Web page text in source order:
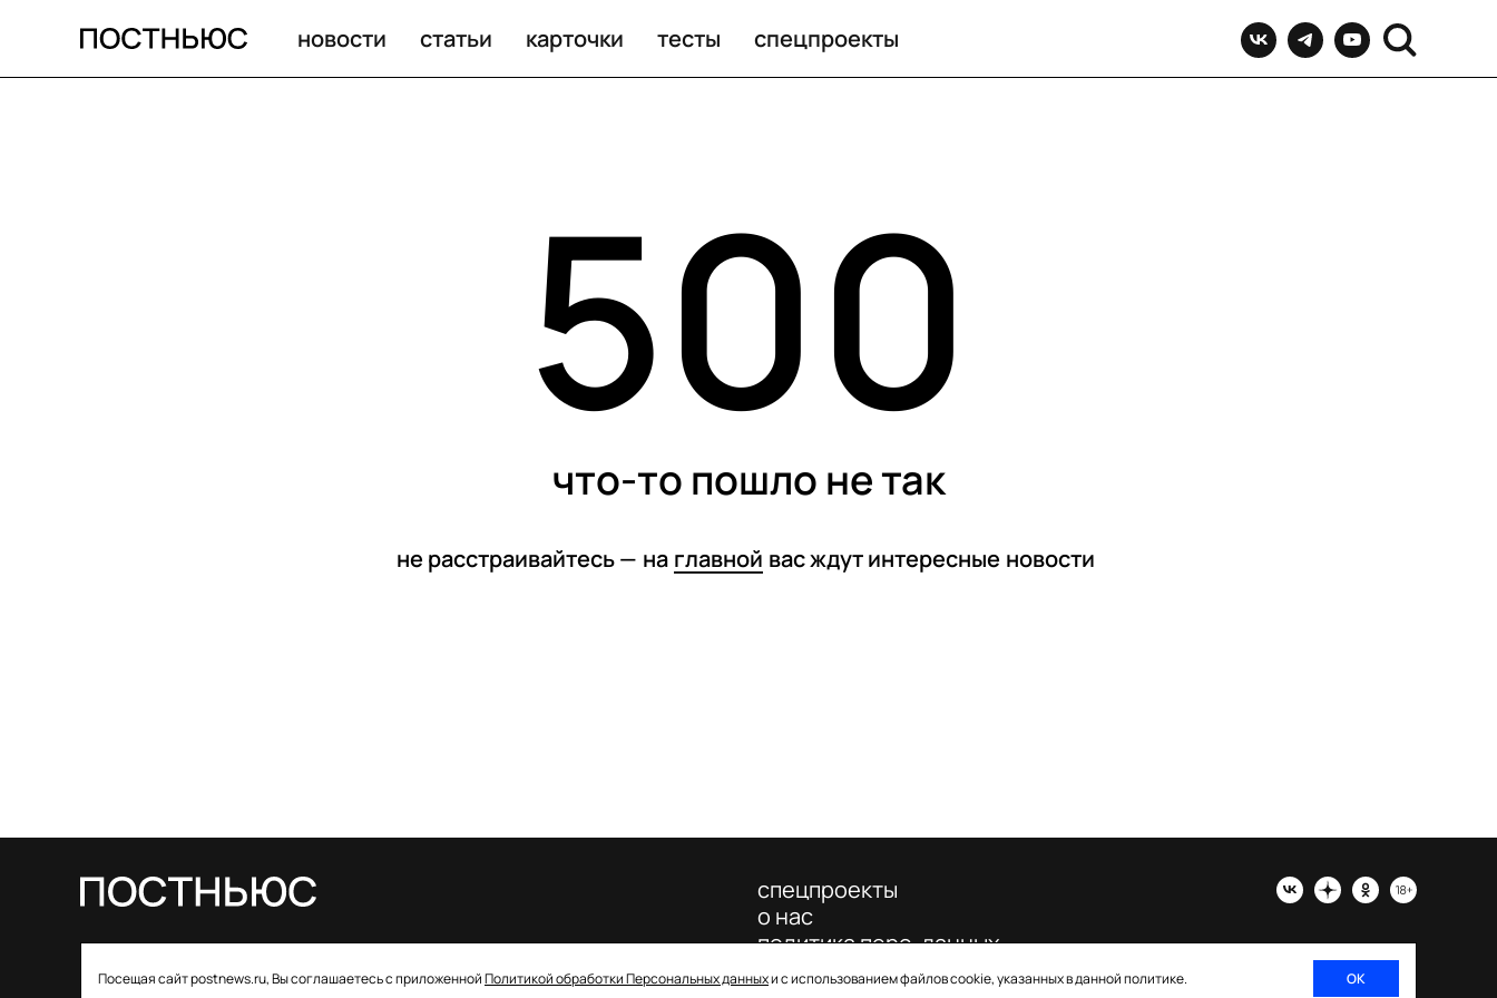
новости статьи карточки тесты спецпроекты
500
что-то пошло не так
не расстраивайтесь — на главной вас ждут интересные новости
Посещая сайт postnews.ru, Вы соглашаетесь с приложеннойПолитикой обработки Персональных данныхи с использованием файлов cookie, указанных в данной политике. ОК
о регистрации СМИ: ЭЛ № ФС 77–85757 от 22 августа
спецпроекты
о нас
политика перс. данных